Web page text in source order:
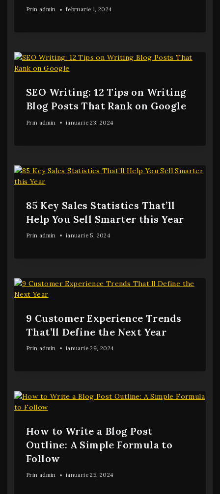
Prin admin februarie 1, 2024
SEO Writing: 12 Tips on Writing
Blog Posts That Rank on Google
Prin admin ianuarie 23, 2024
85 Key Sales Statistics That’ll
Help You Sell Smarter this Year
Prin admin ianuarie 5, 2024
9 Customer Experience Trends
That’ll Define the Next Year
Prin admin ianuarie 29, 2024
How to Write a Blog Post
Outline: A Simple Formula to
Follow
Prin admin ianuarie 25, 2024